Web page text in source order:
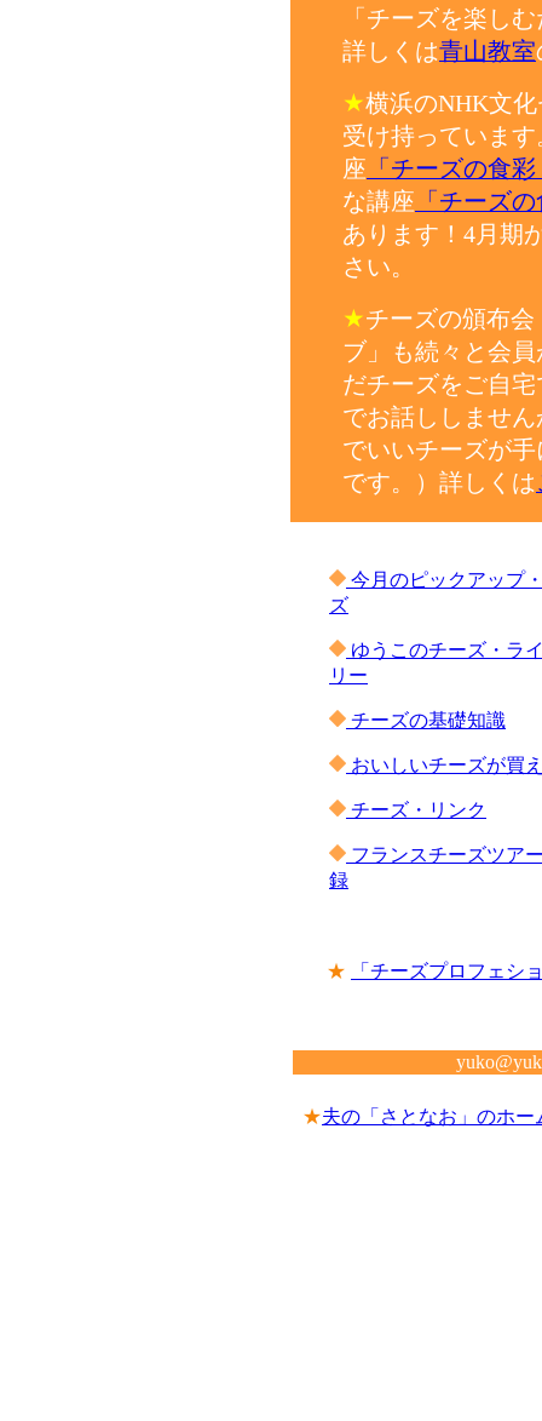
「チーズを楽し
詳しくは青山教室
★横浜のNHK文
受け持っていま
座 「チーズの食
な講座 「チーズ
あります！4月期
さい。
★チーズの頒布
ブ」も続々と会
だチーズをご自
でお話ししませ
でいいチーズが
です。）詳しくは
今月のピックアップ
ズ
ゆうこのチーズ・ラ
リー
チーズの基礎知識
おいしいチーズが買
チーズ・リンク
フランスチーズツア
録
★ 「チーズプロフェシ
★夫の「さとなお」のホー